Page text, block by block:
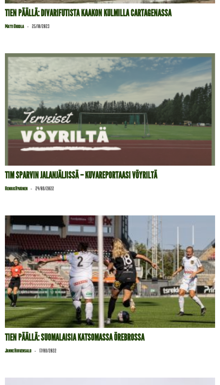
TIEN PÄÄLLÄ: DIVARIFUTISTA KAAKON KULMILLA CARTAGENASSA
Matti Ukkola - 25/10/2023
TIM SPARVIN JALANJÄLJISSÄ – KUVAREPORTAASI VÖYRILTÄ
Henrik Hyvönen - 24/08/2022
TIEN PÄÄLLÄ: SUOMALAISIA KATSOMASSA ÖREBROSSA
Janne Hirvensalo - 17/08/2022